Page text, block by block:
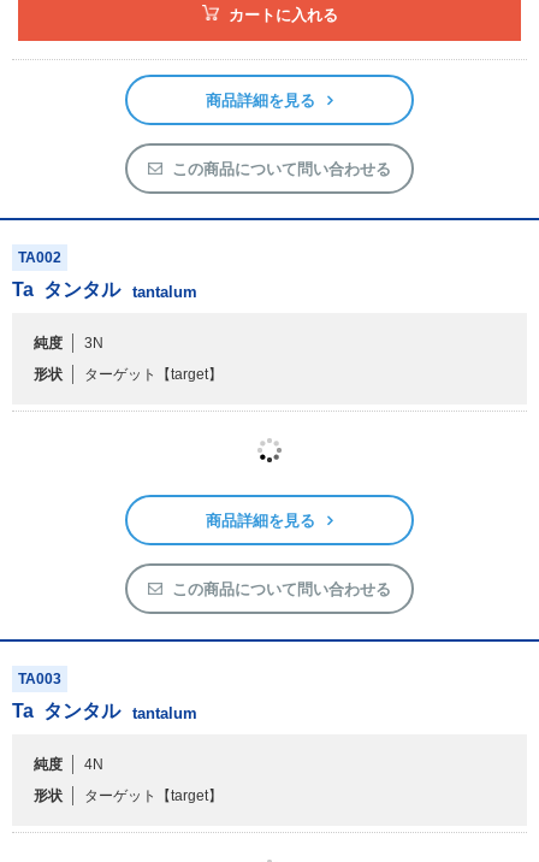
カートに入れる
商品詳細を見る
この商品について問い合わせる
TA002
Ta タンタル tantalum
純度
3N
形状
ターゲット 【target】
商品詳細を見る
この商品について問い合わせる
Ta タンタル tantalum
純度
形状
ターゲット